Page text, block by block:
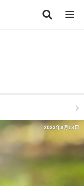
2023年9月18日